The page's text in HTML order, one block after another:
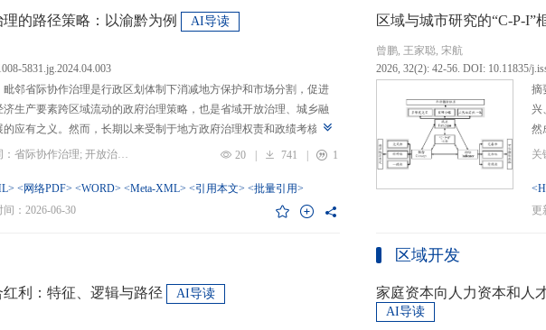
时代“怎么办教育”的实践问题。
宜发展新质生产力、构建全国统一
化探索，进一步丰富和完善中国
理支撑。
的路径策略：以渝黔为例 AI导读
5831.jg.2024.04.003
毗邻省际协作治理是行政区划体制下消减地方保护和市场分割，促进
济生产要素跨区域流动的政府治理策略，也是省域开放治理、城乡融
的应有之义。然而，长期以来受制于地方政府治理权责和政绩考核的
划界限，以及竞争性发展博弈中日渐固化的地方利益，毗邻省际协作
畅通经济循环、建设全国统一大市场的政策导向，为毗邻省际协作治
了新的机遇，借此探析其路径策略是构建新发展格局的内在要求和重
用半结构化访谈法收集数据资料，探析新发展格局下毗邻省际协作治
径策略。研究表明，毗邻省际协作治理是毗邻省（自治区、直辖市）
关键词：省际协作治理; 开放治理; 行政区划; 统一大市场; 新发展格局 20 | 741 | 1
<网络PDF> <WORD> <Meta-XML> <引用本文> <批量引用>
：2026-06-30
区域与城市研究的“C-P-
曾鹏, 王家聪, 宋航
2026, 32(2): 42-56. DOI: 10.11835/
摘
兴
然
的
而
问
更
利：特征、逻辑与路径 AI导读
区域开发
家庭资本向人力资本和人
AI导读